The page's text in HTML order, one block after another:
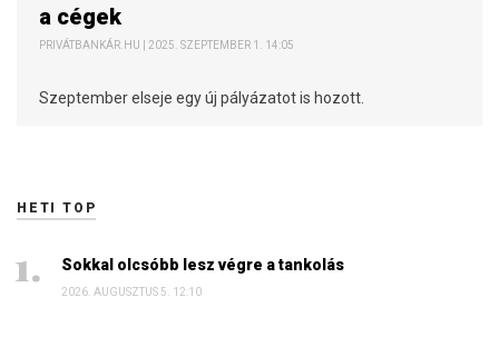
a cégek
PRIVÁTBANKÁR.HU | 2025. SZEPTEMBER 1. 14:05
Szeptember elseje egy új pályázatot is hozott.
HETI TOP
Sokkal olcsóbb lesz végre a tankolás
2026. AUGUSZTUS 5. 12:10